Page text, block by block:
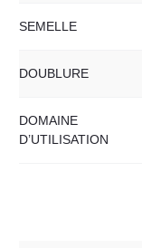
SEMELLE
DOUBLURE
DOMAINE
D’UTILISATION